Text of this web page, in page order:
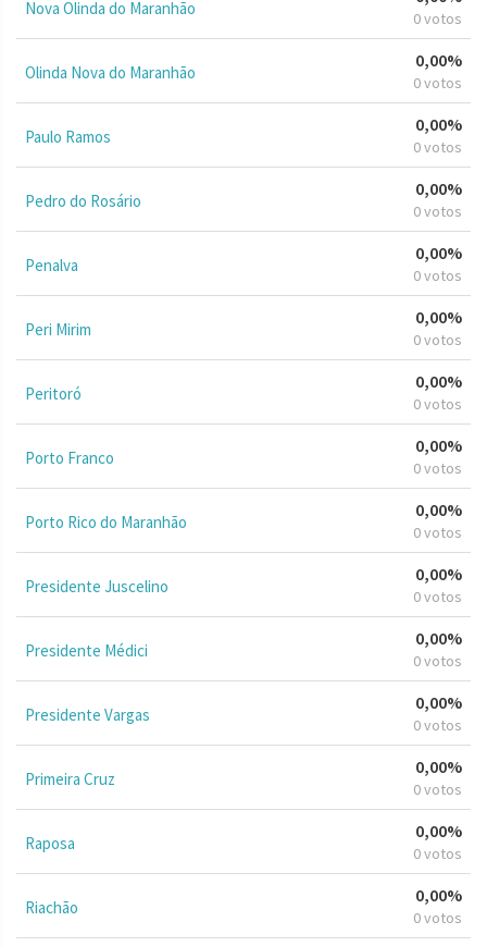
Nova Olinda do Maranhão 0 votos
Olinda Nova do Maranhão
0,00%
0 votos
Paulo Ramos
0,00%
0 votos
Pedro do Rosário
0,00%
0 votos
Penalva
0,00%
0 votos
Peri Mirim
0,00%
0 votos
Peritoró
0,00%
0 votos
Porto Franco
0,00%
0 votos
Porto Rico do Maranhão
0,00%
0 votos
Presidente Juscelino
0,00%
0 votos
Presidente Médici
0,00%
0 votos
Presidente Vargas
0,00%
0 votos
Primeira Cruz
0,00%
0 votos
Raposa
0,00%
0 votos
Riachão
0,00%
0 votos